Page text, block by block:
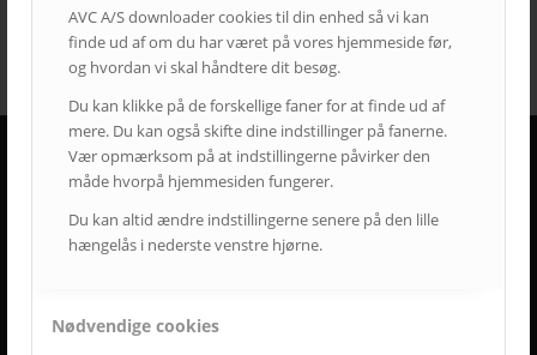
AVC A/S downloader cookies til din enhed så vi kan
finde ud af om du har været på vores hjemmeside før,
og hvordan vi skal håndtere dit besøg.
Du kan klikke på de forskellige faner for at finde ud af
mere. Du kan også skifte dine indstillinger på fanerne.
Vær opmærksom på at indstillingerne påvirker den
måde hvorpå hjemmesiden fungerer.
Du kan altid ændre indstillingerne senere på den lille
hængelås i nederste venstre hjørne.
Nødvendige cookies
DERFOR SKAL AVC VÆRE DIN LEVERANDØR
• Vi går all in på en god dialog og et godt samarbejde.
• Vi lytter og har fokus på din virksomhed og Jeres behov.
• Vi er vedholdende og følger altid opgaven helt til dørs.